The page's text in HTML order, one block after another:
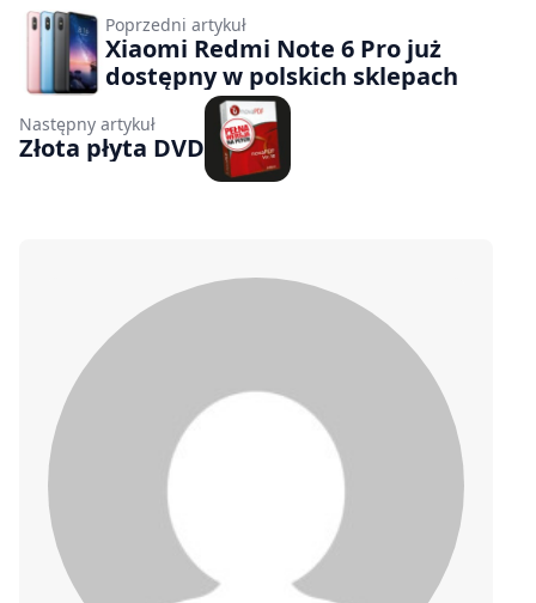
Poprzedni artykuł
Xiaomi Redmi Note 6 Pro już
dostępny w polskich sklepach
Następny artykuł
Złota płyta DVD